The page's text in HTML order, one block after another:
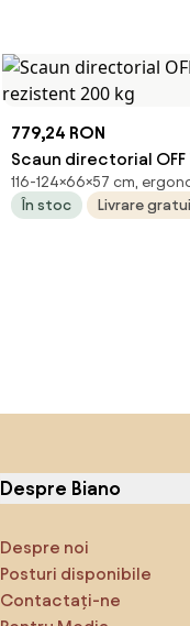
779,24 RON
Scaun directorial
rezistent 200 kg
116-124×66×57 cm,
În stoc
Livrare
Despre Biano
Despre noi
Posturi disponibile
Contactați-ne